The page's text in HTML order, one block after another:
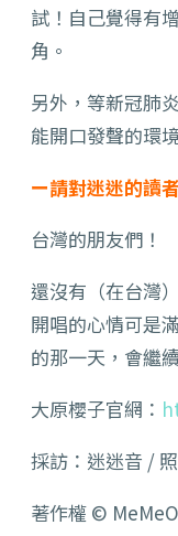
試！自己覺得有
角。
另外，等新冠肺
能開口發聲的環
ー請對迷迷的讀
台灣的朋友們！
還沒有（在台灣
開唱的心情可是
的那一天，會繼
大原櫻子官網：
採訪：迷迷音 /
著作權 ©